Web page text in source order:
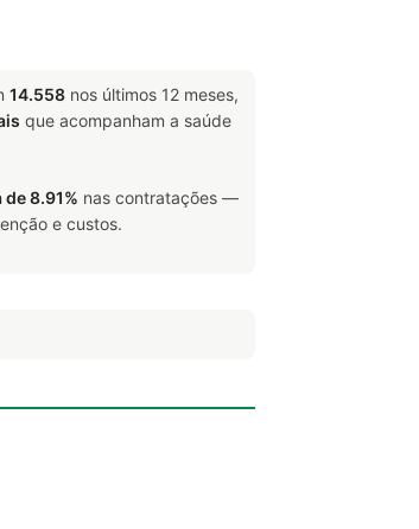
14.558 nos últimos 12 meses,
que acompanham a saúde
8.91% nas contratações —
e custos.